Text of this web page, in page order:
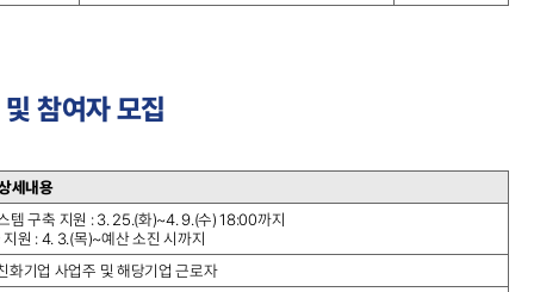
참여자 모집
세내용
템 구축 지원 : 3. 25.(화)~4. 9.(수) 18:00까지
원 : 4. 3.(목)~예산 소진 시까지
화기업 사업주 및 해당기업 근로자